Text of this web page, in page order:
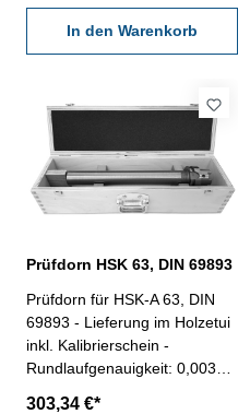
In den Warenkorb
Prüfdorn HSK 63, DIN 69893
Prüfdorn für HSK-A 63, DIN
69893 - Lieferung im Holzetui
inkl. Kalibrierschein -
Rundlaufgenauigkeit: 0,003
303,34 €*